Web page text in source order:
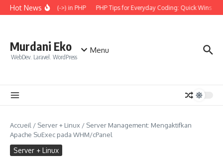
Aller au contenu
Hot News
Arrow Operator (->) in PHP PHP Tips for Everyday Coding: Quick Wins for
Murdani Eko
WebDev. Laravel. WordPress
Menu
Accueil / Server + Linux / Server Management: Mengaktifkan
Apache SuExec pada WHM/cPanel
Server + Linux